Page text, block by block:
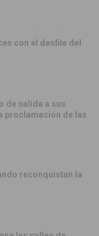
con el desfile del
de salida a sus
proclamación de las
reconquistan la